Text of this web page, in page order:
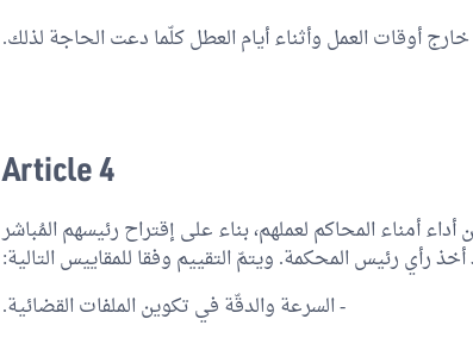
أوقات العمل وأثناء أيام العطل كلّما دعت الحاجة لذلك.
Article 4
أمناء المحاكم لعملهم، بناء على إقتراح رئيسهم المُباشر
أخذ رأي رئيس المحكمة. ويتمّ التقييم وفقا للمقاييس التالية:
- السرعة والدقّة في تكوين الملفات القضائية.